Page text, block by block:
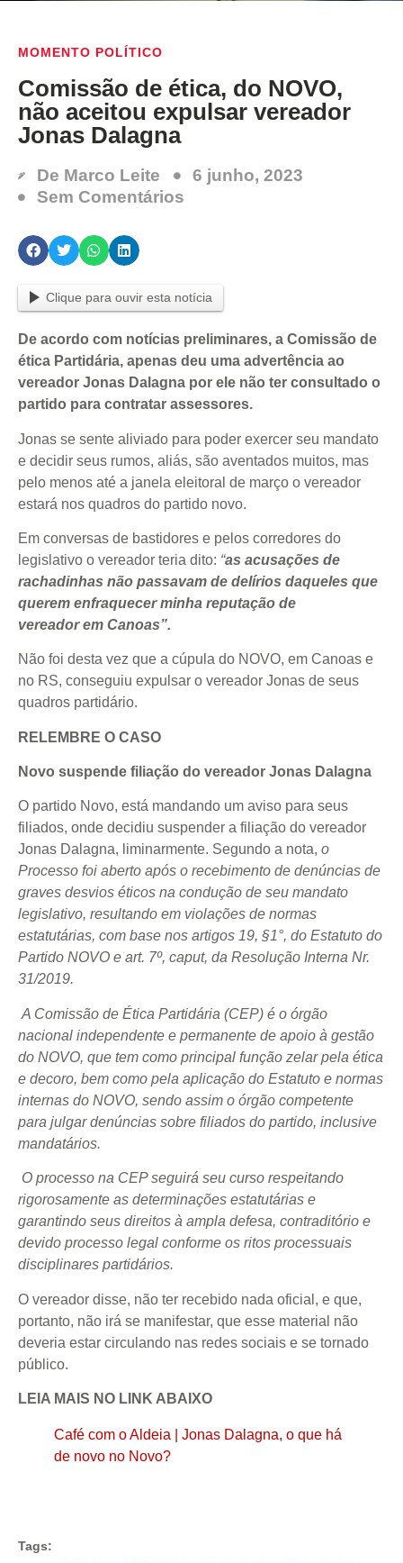
MOMENTO POLÍTICO
Comissão de ética, do NOVO,
não aceitou expulsar vereador
Jonas Dalagna
De Marco Leite
6 junho, 2023
Sem Comentários
Clique para ouvir esta notícia
De acordo com notícias preliminares, a Comissão de
ética Partidária, apenas deu uma advertência ao
vereador Jonas Dalagna por ele não ter consultado o
partido para contratar assessores.
Jonas se sente aliviado para poder exercer seu mandato
e decidir seus rumos, aliás, são aventados muitos, mas
pelo menos até a janela eleitoral de março o vereador
estará nos quadros do partido novo.
Em conversas de bastidores e pelos corredores do
legislativo o vereador teria dito: “as acusações de
rachadinhas não passavam de delírios daqueles que
querem enfraquecer minha reputação de
vereador em Canoas”.
Não foi desta vez que a cúpula do NOVO, em Canoas e
no RS, conseguiu expulsar o vereador Jonas de seus
quadros partidário.
RELEMBRE O CASO
Novo suspende filiação do vereador Jonas Dalagna
O partido Novo, está mandando um aviso para seus
filiados, onde decidiu suspender a filiação do vereador
Jonas Dalagna, liminarmente. Segundo a nota, o
Processo foi aberto após o recebimento de denúncias de
graves desvios éticos na condução de seu mandato
legislativo, resultando em violações de normas
estatutárias, com base nos artigos 19, §1°, do Estatuto do
Partido NOVO e art. 7º, caput, da Resolução Interna Nr.
31/2019.
A Comissão de Ética Partidária (CEP) é o órgão
nacional independente e permanente de apoio à gestão
do NOVO, que tem como principal função zelar pela ética
e decoro, bem como pela aplicação do Estatuto e normas
internas do NOVO, sendo assim o órgão competente
para julgar denúncias sobre filiados do partido, inclusive
mandatários.
O processo na CEP seguirá seu curso respeitando
rigorosamente as determinações estatutárias e
garantindo seus direitos à ampla defesa, contraditório e
devido processo legal conforme os ritos processuais
disciplinares partidários.
O vereador disse, não ter recebido nada oficial, e que,
portanto, não irá se manifestar, que esse material não
deveria estar circulando nas redes sociais e se tornado
público.
LEIA MAIS NO LINK ABAIXO
Café com o Aldeia | Jonas Dalagna, o que há
de novo no Novo?
Tags: